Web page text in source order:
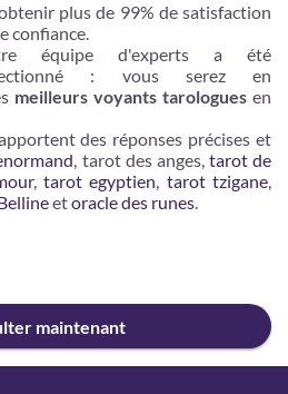
plus de 99% de satisfaction
confiance.
équipe d'experts a été
: vous serez en
meilleurs voyants tarologues en
des réponses précises et
, tarot des anges, tarot de
,tarot egyptien, tarot tzigane,
etoracle des runes.
maintenant